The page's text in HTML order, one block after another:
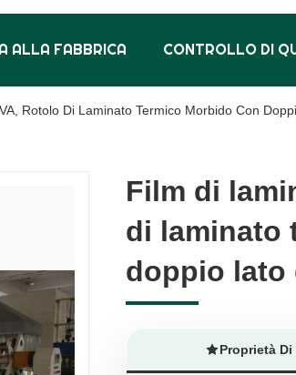
ALLA FABBRICA CONTROLLO DI
Rotolo Di Laminato Termico Morbido Con
Film di
di laminato
doppio lato
Film di
di laminato
doppio lato
Proprietà Di